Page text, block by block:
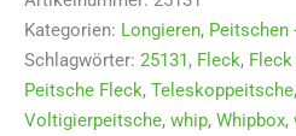
Kategorien: Longieren, Peitschen
Schlagwörter: 25131, Fleck,
Peitsche Fleck, Teleskoppeitsche,
Voltigierpeitsche, whip, Whipbox,